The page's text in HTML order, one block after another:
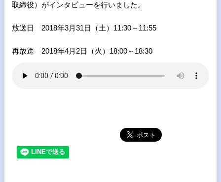
取締役）がインタビューを行いました。
放送日 2018年3月31日（土）11:30～11:55
再放送 2018年4月2日（火）18:00～18:30